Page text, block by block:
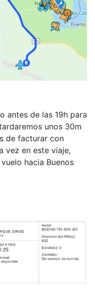
antes de las 19h para
unos 30m
de facturar con
vez en este viaje,
hacia Buenos